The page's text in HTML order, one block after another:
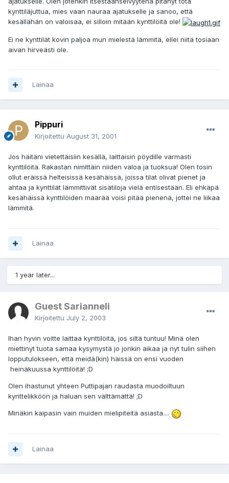
kynttiläjuttua, mies vaan nauraa ajatukselle ja sanoo, että
kesällähän on valoisaa, ei silloin mitään kynttilöitä ole!
Ei ne kynttilät kovin paljoa mun mielestä lämmitä, ellei niitä tosiaan
aivan hirveästi ole.
Lainaa
Pippuri
Kirjoitettu August 31, 2001
Jos häitäni vietettäisiin kesällä, laittaisin pöydille varmasti
kynttilöitä. Rakastan nimittäin niiden valoa ja tuoksua! Olen tosin
ollut eräissä helteisissä kesähäissä, joissa tilat olivat pienet ja
ahtaa ja kynttilät lämmittivät sisätiloja vielä entisestään. Eli ehkäpä
kesähäissä kynttilöiden määrää voisi pitää pienenä, jottei ne liikaa
lämmitä.
Lainaa
1 year later...
Guest Sarianneli
Kirjoitettu July 2, 2003
Ihan hyvin voitte laittaa kynttilöitä, jos siltä tuntuu! Minä olen
miettinyt tuota samaa kysymystä jo jonkin aikaa ja nyt tulin siihen
lopputulokseen, että meidä(kin) häissä on ensi vuoden
heinäkuussa kynttilöitä! ;D
Olen ihastunut yhteen Puttipajan raudasta muodoiltuun
kynttelikköön ja haluan sen välttämättä! ;D
Minäkin kaipasin vain muiden mielipiteitä asiasta....
Lainaa